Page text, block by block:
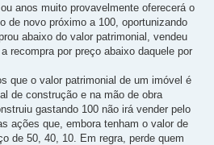
anos muito provavelmente oferecerá o
de novo próximo a 100, oportunizando
abaixo do valor patrimonial, vendeu
recompra por preço abaixo daquele por
que o valor patrimonial de um imóvel é
de construção e na mão de obra
gastando 100 não irá vender pelo
ações que, embora tenham o valor de
de 50, 40, 10. Em regra, perde quem